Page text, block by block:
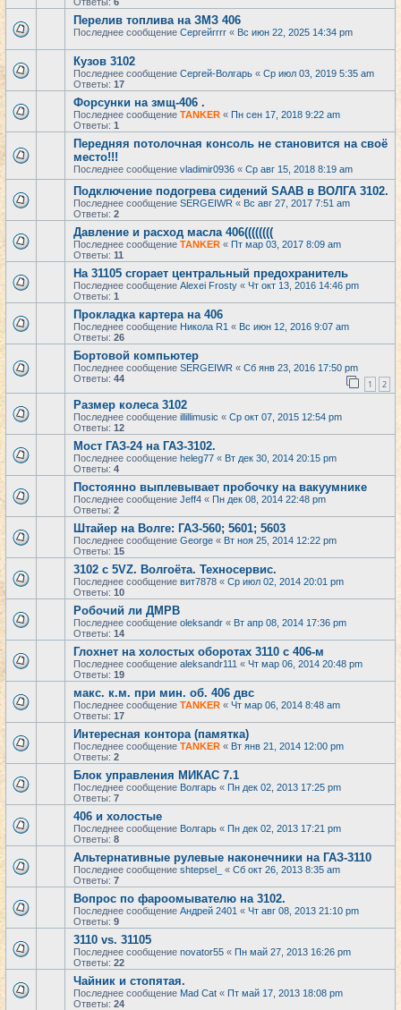
Перелив топлива на ЗМЗ 406
Последнее сообщение Сергейrrrr « Вс июн 22, 2025 14:34 pm
Кузов 3102
Последнее сообщение Сергей-Волгарь « Ср июл 03, 2019 5:35 am
Ответы: 17
Форсунки на змщ-406 .
Последнее сообщение TANKER « Пн сен 17, 2018 9:22 am
Ответы: 1
Передняя потолочная консоль не становится на своё
место!!!
Последнее сообщение vladimir0936 « Ср авг 15, 2018 8:19 am
Подключение подогрева сидений SAAB в ВОЛГА 3102.
Последнее сообщение SERGEIWR « Вс авг 27, 2017 7:51 am
Ответы: 2
Давление и расход масла 406((((((((
Последнее сообщение TANKER « Пт мар 03, 2017 8:09 am
Ответы: 11
На 31105 сгорает центральный предохранитель
Последнее сообщение Alexei Frosty « Чт окт 13, 2016 14:46 pm
Ответы: 1
Прокладка картера на 406
Последнее сообщение Никола R1 « Вс июн 12, 2016 9:07 am
Ответы: 26
Бортовой компьютер
Последнее сообщение SERGEIWR « Сб янв 23, 2016 17:50 pm
Ответы: 44 1 2
Размер колеса 3102
Последнее сообщение illillimusic « Ср окт 07, 2015 12:54 pm
Ответы: 12
Мост ГАЗ-24 на ГАЗ-3102.
Последнее сообщение heleg77 « Вт дек 30, 2014 20:15 pm
Ответы: 4
Постоянно выплевывает пробочку на вакуумнике
Последнее сообщение Jeff4 « Пн дек 08, 2014 22:48 pm
Ответы: 2
Штайер на Волге: ГАЗ-560; 5601; 5603
Последнее сообщение George « Вт ноя 25, 2014 12:22 pm
Ответы: 15
3102 с 5VZ. Волгоёта. Техносервис.
Последнее сообщение вит7878 « Ср июл 02, 2014 20:01 pm
Ответы: 10
Робочий ли ДМРВ
Последнее сообщение oleksandr « Вт апр 08, 2014 17:36 pm
Ответы: 14
Глохнет на холостых оборотах 3110 с 406-м
Последнее сообщение aleksandr111 « Чт мар 06, 2014 20:48 pm
Ответы: 19
макс. к.м. при мин. об. 406 двс
Последнее сообщение TANKER « Чт мар 06, 2014 8:48 am
Ответы: 17
Интересная контора (памятка)
Последнее сообщение TANKER « Вт янв 21, 2014 12:00 pm
Ответы: 2
Блок управления МИКАС 7.1
Последнее сообщение Волгарь « Пн дек 02, 2013 17:25 pm
Ответы: 7
406 и холостые
Последнее сообщение Волгарь « Пн дек 02, 2013 17:21 pm
Ответы: 8
Альтернативные рулевые наконечники на ГАЗ-3110
Последнее сообщение shtepsel_ « Сб окт 26, 2013 8:35 am
Ответы: 7
Вопрос по фароомывателю на 3102.
Последнее сообщение Андрей 2401 « Чт авг 08, 2013 21:10 pm
Ответы: 9
3110 vs. 31105
Последнее сообщение novator55 « Пн май 27, 2013 16:26 pm
Ответы: 22
Чайник и стопятая.
Последнее сообщение Mad Cat « Пт май 17, 2013 18:08 pm
Ответы: 24